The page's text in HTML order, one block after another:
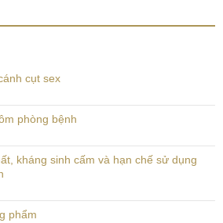
cụt sex
phòng bệnh
kháng sinh cấm và hạn chế sử dụng
phẩm